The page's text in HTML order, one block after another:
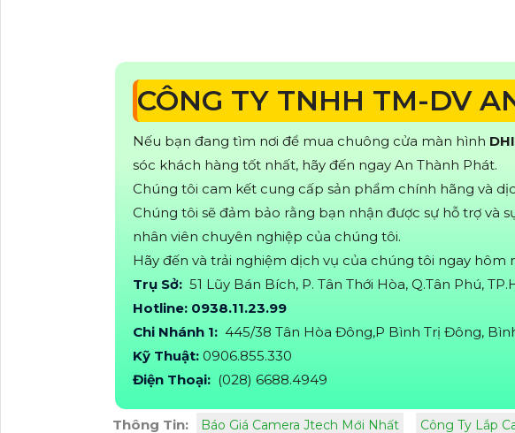
CÔNG TY TNHH TM-DV
Nếu bạn đang tìm nơi để mua chuông cửa màn hình
sóc khách hàng tốt nhất, hãy đến ngay An Thành Phát.
Chúng tôi cam kết cung cấp sản phẩm chính hãng và
Chúng tôi sẽ đảm bảo rằng bạn nhận được sự hỗ trợ và
nhân viên chuyên nghiệp của chúng tôi.
Hãy đến và trải nghiệm dịch vụ của chúng tôi ngay hôm
Trụ Sở: 51 Lũy Bán Bích, P. Tân Thới Hòa, Q.Tân Phú,
Hotline: 0938.11.23.99
Chi Nhánh 1: 445/38 Tân Hòa Đông,P Bình Trị Đông,
Kỹ Thuật: 0906.855.330
Điện Thoại: (028) 6688.4949
Thông Tin: Báo Giá Camera Jtech Mới Nhất Công Ty Lắp